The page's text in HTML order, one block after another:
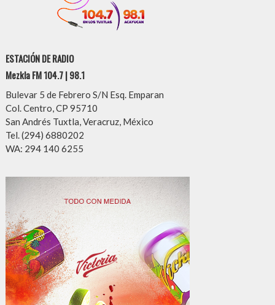
ESTACIÓN DE RADIO
Mezkla FM 104.7 | 98.1
Bulevar 5 de Febrero S/N Esq. Emparan
Col. Centro, CP 95710
San Andrés Tuxtla, Veracruz, México
Tel. (294) 6880202
WA: 294 140 6255